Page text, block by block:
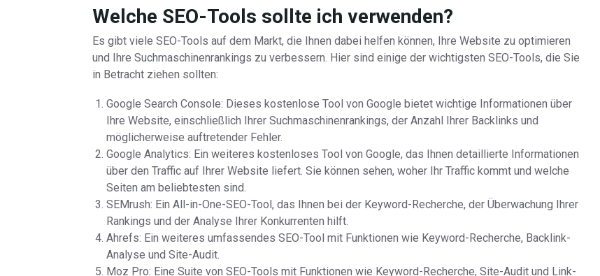
Welche SEO-Tools sollte ich verwenden?
Es gibt viele SEO-Tools auf dem Markt, die Ihnen dabei helfen können, Ihre Website zu optimieren
und Ihre Suchmaschinenrankings zu verbessern. Hier sind einige der wichtigsten SEO-Tools, die Sie
in Betracht ziehen sollten:
Google Search Console: Dieses kostenlose Tool von Google bietet wichtige Informationen über
Ihre Website, einschließlich Ihrer Suchmaschinenrankings, der Anzahl Ihrer Backlinks und
möglicherweise auftretender Fehler.
Google Analytics: Ein weiteres kostenloses Tool von Google, das Ihnen detaillierte Informationen
über den Traffic auf Ihrer Website liefert. Sie können sehen, woher Ihr Traffic kommt und welche
Seiten am beliebtesten sind.
SEMrush: Ein All-in-One-SEO-Tool, das Ihnen bei der Keyword-Recherche, der Überwachung Ihrer
Rankings und der Analyse Ihrer Konkurrenten hilft.
Ahrefs: Ein weiteres umfassendes SEO-Tool mit Funktionen wie Keyword-Recherche, Backlink-
Analyse und Site-Audit.
Moz Pro: Eine Suite von SEO-Tools mit Funktionen wie Keyword-Recherche, Site-Audit und Link-